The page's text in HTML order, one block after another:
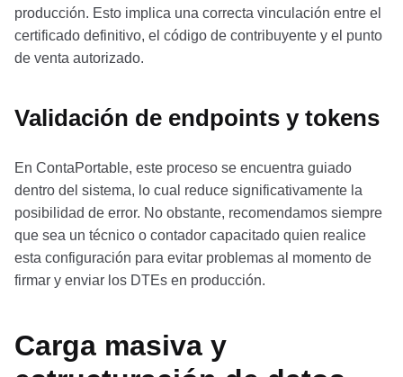
producción. Esto implica una correcta vinculación entre el
certificado definitivo, el código de contribuyente y el punto
de venta autorizado.
Validación de endpoints y tokens
En ContaPortable, este proceso se encuentra guiado
dentro del sistema, lo cual reduce significativamente la
posibilidad de error. No obstante, recomendamos siempre
que sea un técnico o contador capacitado quien realice
esta configuración para evitar problemas al momento de
firmar y enviar los DTEs en producción.
Carga masiva y